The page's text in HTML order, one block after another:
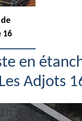
16
en
Adjots